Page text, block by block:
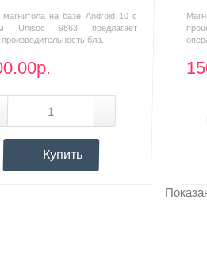
магнитола на базе Android 10 с
Unisoc 9863 предлагает
бла..
Купить